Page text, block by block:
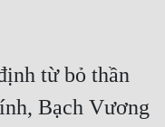
từ bỏ thần
Bạch Vương